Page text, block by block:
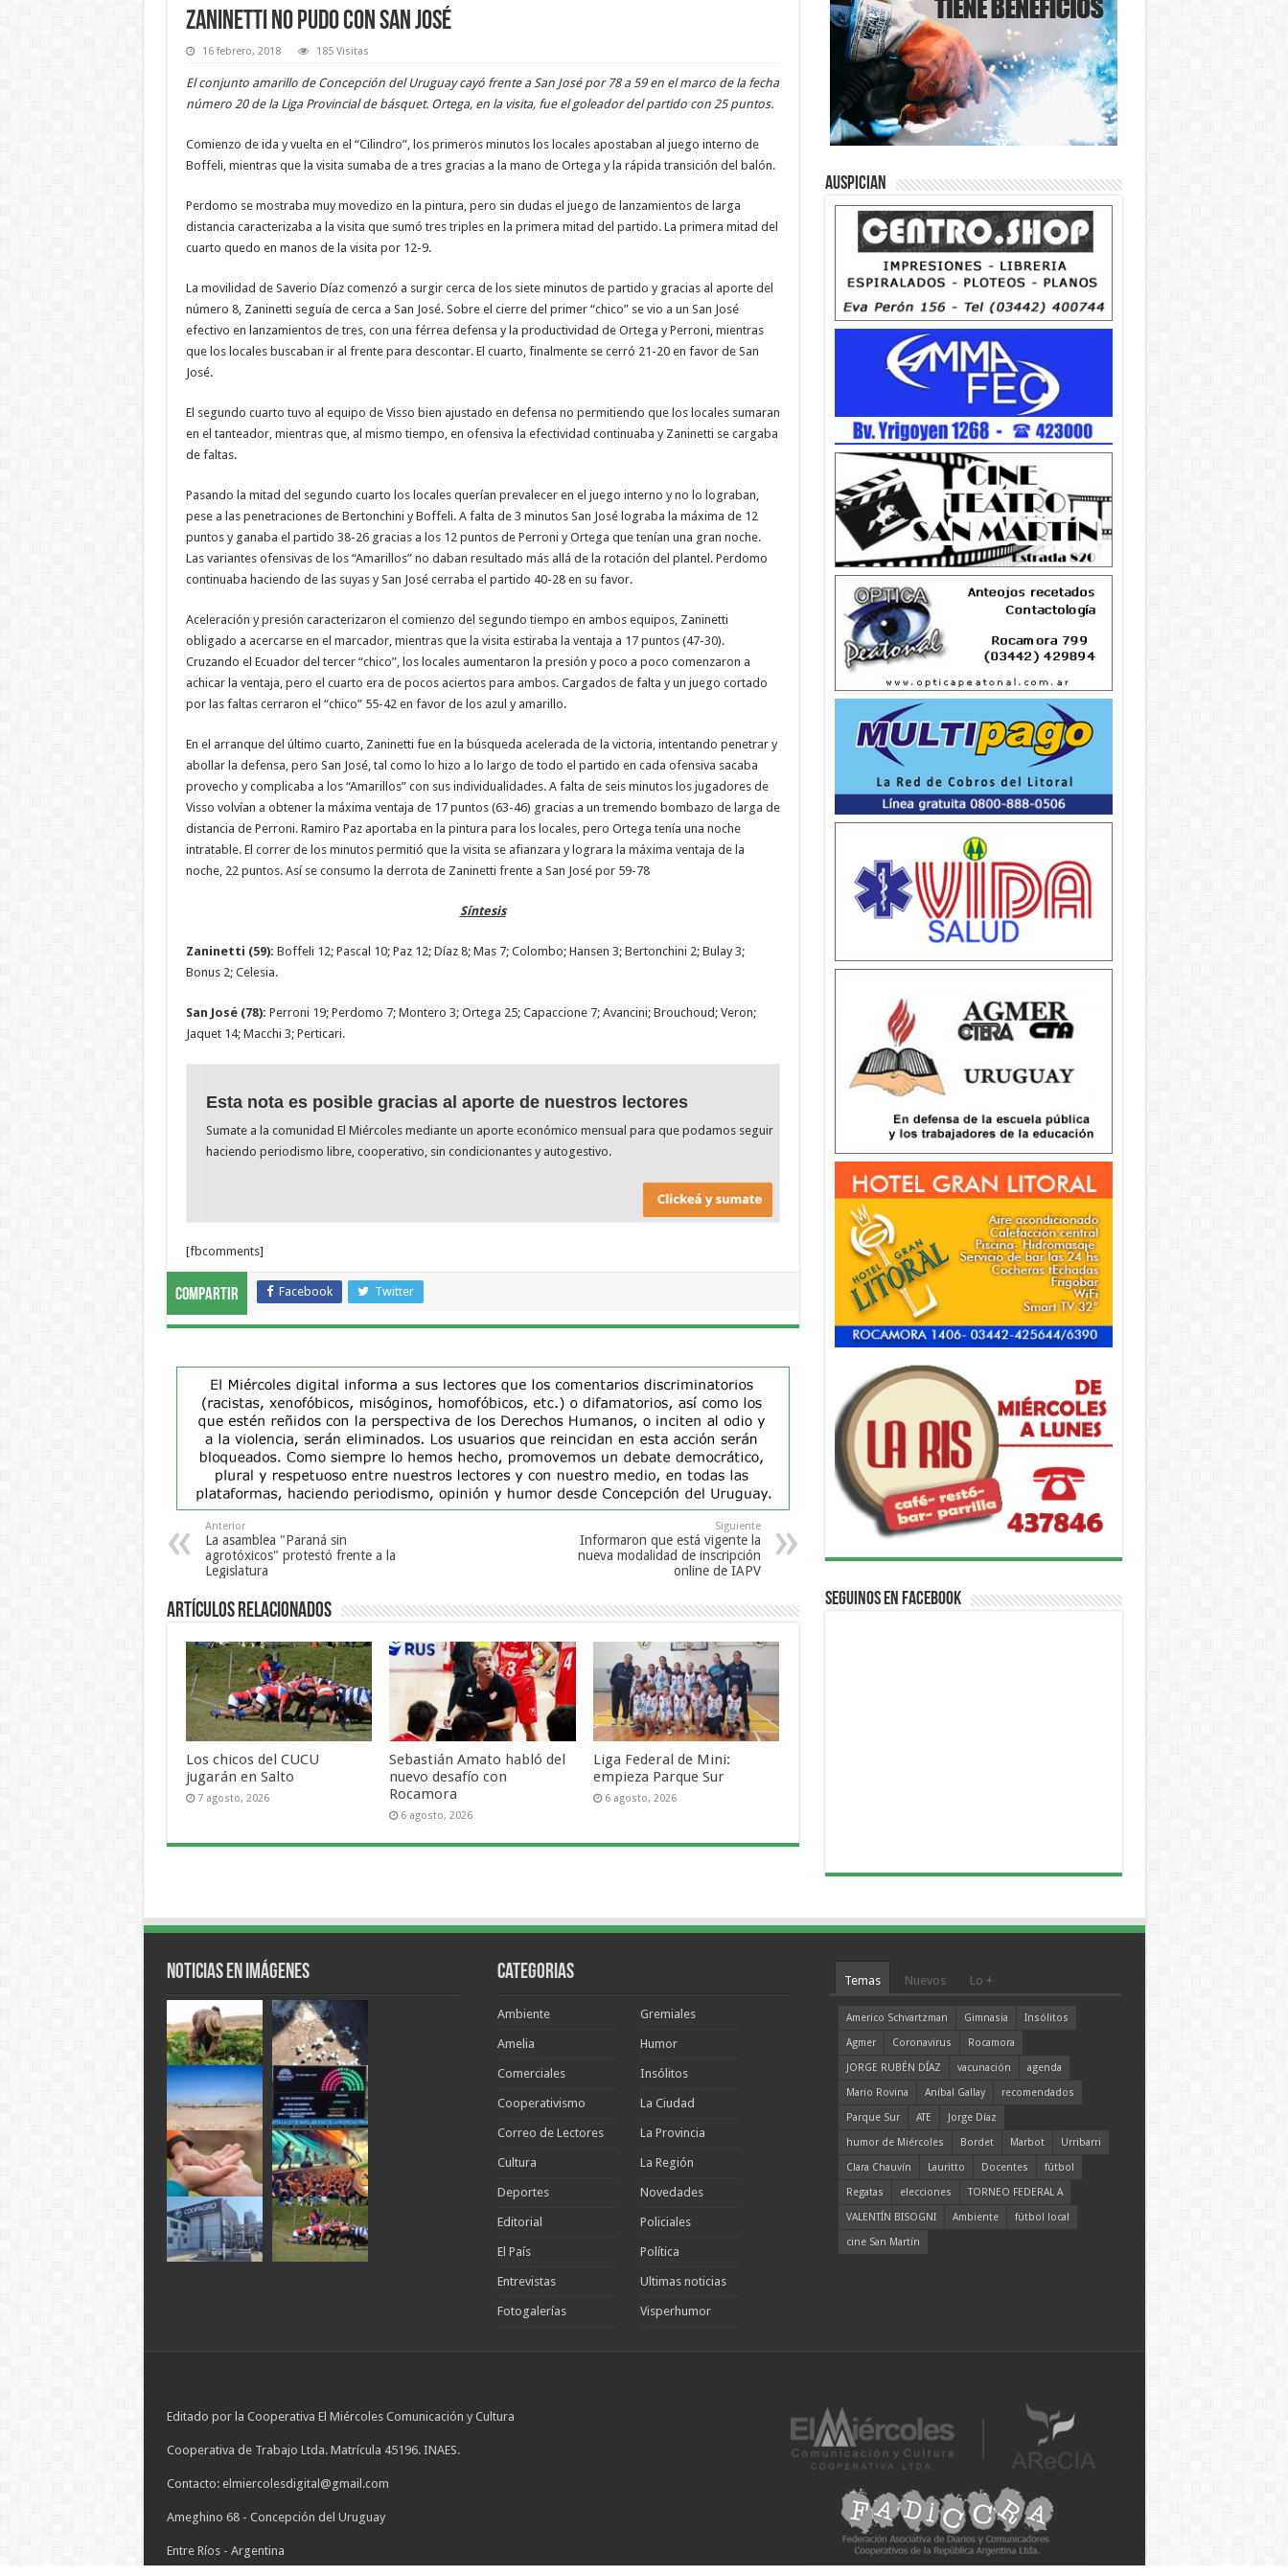
Zaninetti no pudo con San José
16 febrero, 2018 185 Visitas
El conjunto amarillo de Concepción del Uruguay cayó frente a San José por 78 a 59 en el marco de la fecha
número 20 de la Liga Provincial de básquet. Ortega, en la visita, fue el goleador del partido con 25 puntos.
Comienzo de ida y vuelta en el “Cilindro”, los primeros minutos los locales apostaban al juego interno de
Boffeli, mientras que la visita sumaba de a tres gracias a la mano de Ortega y la rápida transición del balón.
Perdomo se mostraba muy movedizo en la pintura, pero sin dudas el juego de lanzamientos de larga
distancia caracterizaba a la visita que sumó tres triples en la primera mitad del partido. La primera mitad del
cuarto quedo en manos de la visita por 12-9.
La movilidad de Saverio Díaz comenzó a surgir cerca de los siete minutos de partido y gracias al aporte del
número 8, Zaninetti seguía de cerca a San José. Sobre el cierre del primer “chico” se vio a un San José
efectivo en lanzamientos de tres, con una férrea defensa y la productividad de Ortega y Perroni, mientras
que los locales buscaban ir al frente para descontar. El cuarto, finalmente se cerró 21-20 en favor de San
José.
El segundo cuarto tuvo al equipo de Visso bien ajustado en defensa no permitiendo que los locales sumaran
en el tanteador, mientras que, al mismo tiempo, en ofensiva la efectividad continuaba y Zaninetti se cargaba
de faltas.
Pasando la mitad del segundo cuarto los locales querían prevalecer en el juego interno y no lo lograban,
pese a las penetraciones de Bertonchini y Boffeli. A falta de 3 minutos San José lograba la máxima de 12
puntos y ganaba el partido 38-26 gracias a los 12 puntos de Perroni y Ortega que tenían una gran noche.
Las variantes ofensivas de los “Amarillos” no daban resultado más allá de la rotación del plantel. Perdomo
continuaba haciendo de las suyas y San José cerraba el partido 40-28 en su favor.
Aceleración y presión caracterizaron el comienzo del segundo tiempo en ambos equipos, Zaninetti
obligado a acercarse en el marcador, mientras que la visita estiraba la ventaja a 17 puntos (47-30).
Cruzando el Ecuador del tercer “chico”, los locales aumentaron la presión y poco a poco comenzaron a
achicar la ventaja, pero el cuarto era de pocos aciertos para ambos. Cargados de falta y un juego cortado
por las faltas cerraron el “chico” 55-42 en favor de los azul y amarillo.
En el arranque del último cuarto, Zaninetti fue en la búsqueda acelerada de la victoria, intentando penetrar y
abollar la defensa, pero San José, tal como lo hizo a lo largo de todo el partido en cada ofensiva sacaba
provecho y complicaba a los “Amarillos” con sus individualidades. A falta de seis minutos los jugadores de
Visso volvían a obtener la máxima ventaja de 17 puntos (63-46) gracias a un tremendo bombazo de larga de
distancia de Perroni. Ramiro Paz aportaba en la pintura para los locales, pero Ortega tenía una noche
intratable. El correr de los minutos permitió que la visita se afianzara y lograra la máxima ventaja de la
noche, 22 puntos. Así se consumo la derrota de Zaninetti frente a San José por 59-78
Síntesis
Zaninetti (59): Boffeli 12; Pascal 10; Paz 12; Díaz 8; Mas 7; Colombo; Hansen 3; Bertonchini 2; Bulay 3;
Bonus 2; Celesia.
San José (78): Perroni 19; Perdomo 7; Montero 3; Ortega 25; Capaccione 7; Avancini; Brouchoud; Veron;
Jaquet 14; Macchi 3; Perticari.
Esta nota es posible gracias al aporte de nuestros lectores
Sumate a la comunidad El Miércoles mediante un aporte económico mensual para que podamos seguir
haciendo periodismo libre, cooperativo, sin condicionantes y autogestivo.
[fbcomments]
Compartir Facebook Twitter
Anterior
La asamblea "Paraná sin
agrotóxicos" protestó frente a la
Legislatura
Siguiente
Informaron que está vigente la
nueva modalidad de inscripción
online de IAPV
Artículos Relacionados
Los chicos del CUCU
jugarán en Salto
7 agosto, 2026
Sebastián Amato habló del
nuevo desafío con
Rocamora
6 agosto, 2026
Liga Federal de Mini:
empieza Parque Sur
6 agosto, 2026
Auspician
Seguinos en Facebook
Noticias en Imágenes Categorias
Ambiente
Amelia
Comerciales
Cooperativismo
Correo de Lectores
Cultura
Deportes
Editorial
El País
Entrevistas
Fotogalerías
Gremiales
Humor
Insólitos
La Ciudad
La Provincia
La Región
Novedades
Policiales
Política
Ultimas noticias
Visperhumor
Temas Nuevos Lo +
Americo Schvartzman Gimnasia
Insólitos
Agmer
Coronavirus
Rocamora
JORGE RUBÉN DÍAZ
vacunación
agenda
Mario Rovina
Aníbal Gallay
recomendados
Parque Sur
ATE
Jorge Díaz
humor de Miércoles
Bordet Marbot
Urribarri
Clara Chauvín
Lauritto Docentes
fútbol
Regatas
elecciones
TORNEO FEDERAL A
VALENTÍN BISOGNI
Ambiente
fútbol local
cine San Martín
Editado por la Cooperativa El Miércoles Comunicación y Cultura
Cooperativa de Trabajo Ltda. Matrícula 45196. INAES.
Contacto: elmiercolesdigital@gmail.com
Ameghino 68 - Concepción del Uruguay
Entre Ríos - Argentina